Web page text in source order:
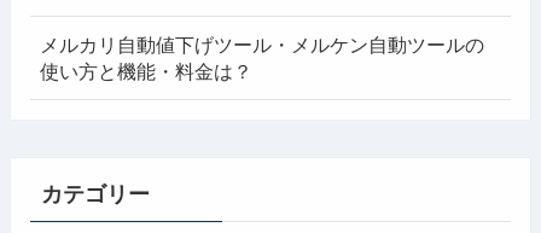
メルカリ自動値下げツール・メルケン自動ツールの
使い方と機能・料金は？
カテゴリー